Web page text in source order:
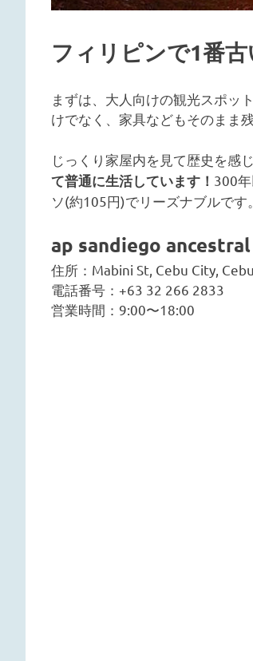
ト
ラ
ン・
ス
パ・
お
土
フィリピンで1番
まずは、大人向けの観光スポッ
けでなく、家具などもそのまま
じっくり家屋内を見て歴史を感
て普通に生活しています！ 300
ソ(約105円)でリーズナブルです。
ap sandiego
住所：Mabini St, Cebu City, Cebu
電話番号：+63 32 266 2833
営業時間：9:00〜18:00